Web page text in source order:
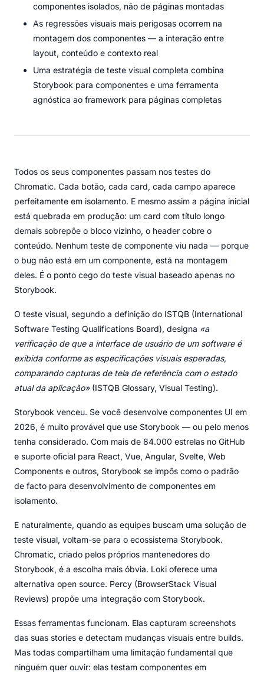
componentes isolados, não de páginas montadas
As regressões visuais mais perigosas ocorrem na
montagem dos componentes — a interação entre
layout, conteúdo e contexto real
Uma estratégia de teste visual completa combina
Storybook para componentes e uma ferramenta
agnóstica ao framework para páginas completas
Todos os seus componentes passam nos testes do
Chromatic. Cada botão, cada card, cada campo aparece
perfeitamente em isolamento. E mesmo assim a página inicial
está quebrada em produção: um card com título longo
demais sobrepõe o bloco vizinho, o header cobre o
conteúdo. Nenhum teste de componente viu nada — porque
o bug não está em um componente, está na montagem
deles. É o ponto cego do teste visual baseado apenas no
Storybook.
O teste visual, segundo a definição do ISTQB (International
Software Testing Qualifications Board), designa «a
verificação de que a interface de usuário de um software é
exibida conforme as especificações visuais esperadas,
comparando capturas de tela de referência com o estado
atual da aplicação»(ISTQB Glossary, Visual Testing).
Storybook venceu. Se você desenvolve componentes UI em
2026, é muito provável que use Storybook — ou pelo menos
tenha considerado. Com mais de 84.000 estrelas no GitHub
e suporte oficial para React, Vue, Angular, Svelte, Web
Components e outros, Storybook se impôs como o padrão
de facto para desenvolvimento de componentes em
isolamento.
E naturalmente, quando as equipes buscam uma solução de
teste visual, voltam-se para o ecossistema Storybook.
Chromatic, criado pelos próprios mantenedores do
Storybook, é a escolha mais óbvia. Loki oferece uma
alternativa open source. Percy (BrowserStack Visual
Reviews) propõe uma integração com Storybook.
Essas ferramentas funcionam. Elas capturam screenshots
das suas stories e detectam mudanças visuais entre builds.
Mas todas compartilham uma limitação fundamental que
ninguém quer ouvir: elas testam componentes em